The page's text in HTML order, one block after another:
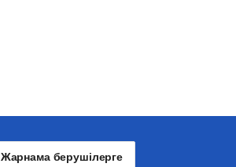
Жарнама берушілерге